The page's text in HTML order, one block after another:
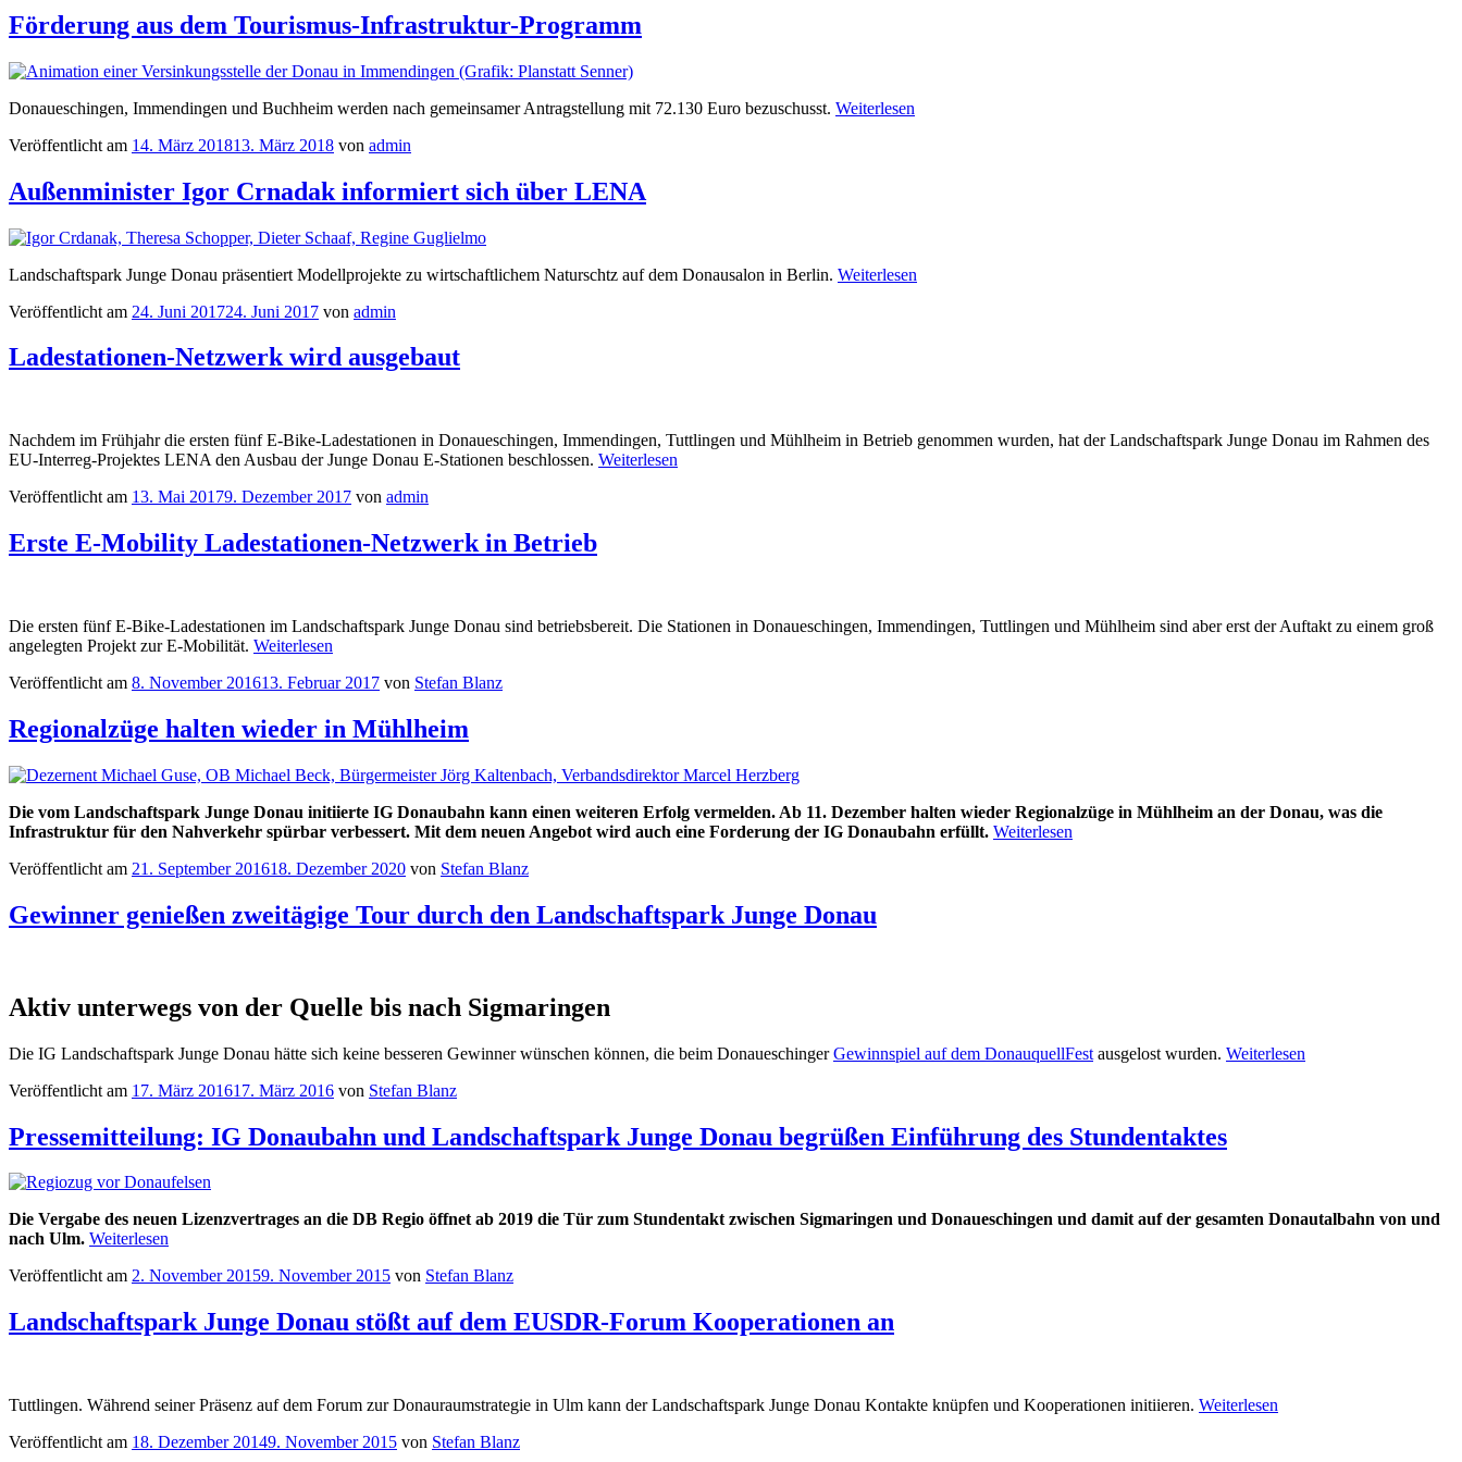
Förderung aus dem Tourismus-Infrastruktur-Programm
Donaueschingen, Immendingen und Buchheim werden nach gemeinsamer Antragstellung mit 72.130 Euro bezuschusst. Weiterlesen
Veröffentlicht am 14. März 201813. März 2018 von admin
Außenminister Igor Crnadak informiert sich über LENA
Landschaftspark Junge Donau präsentiert Modellprojekte zu wirtschaftlichem Naturschtz auf dem Donausalon in Berlin. Weiterlesen
Veröffentlicht am 24. Juni 201724. Juni 2017 von admin
Ladestationen-Netzwerk wird ausgebaut
Nachdem im Frühjahr die ersten fünf E-Bike-Ladestationen in Donaueschingen, Immendingen, Tuttlingen und Mühlheim in Betrieb genommen wurden, hat der Landschaftspark Junge Donau im Rahmen des
EU-Interreg-Projektes LENA den Ausbau der Junge Donau E-Stationen beschlossen. Weiterlesen
Veröffentlicht am 13. Mai 20179. Dezember 2017 von admin
Erste E-Mobility Ladestationen-Netzwerk in Betrieb
Die ersten fünf E-Bike-Ladestationen im Landschaftspark Junge Donau sind betriebsbereit. Die Stationen in Donaueschingen, Immendingen, Tuttlingen und Mühlheim sind aber erst der Auftakt zu einem groß
angelegten Projekt zur E-Mobilität. Weiterlesen
Veröffentlicht am 8. November 201613. Februar 2017 von Stefan Blanz
Regionalzüge halten wieder in Mühlheim
Die vom Landschaftspark Junge Donau initiierte IG Donaubahn kann einen weiteren Erfolg vermelden. Ab 11. Dezember halten wieder Regionalzüge in Mühlheim an der Donau, was die
Infrastruktur für den Nahverkehr spürbar verbessert. Mit dem neuen Angebot wird auch eine Forderung der IG Donaubahn erfüllt. Weiterlesen
Veröffentlicht am 21. September 201618. Dezember 2020 von Stefan Blanz
Gewinner genießen zweitägige Tour durch den Landschaftspark Junge Donau
Aktiv unterwegs von der Quelle bis nach Sigmaringen
Die IG Landschaftspark Junge Donau hätte sich keine besseren Gewinner wünschen können, die beim DonaueschingerGewinnspiel auf dem DonauquellFest ausgelost wurden. Weiterlesen
Veröffentlicht am 17. März 201617. März 2016 von Stefan Blanz
Pressemitteilung: IG Donaubahn und Landschaftspark Junge Donau begrüßen Einführung des Stundentaktes
Die Vergabe des neuen Lizenzvertrages an die DB Regio öffnet ab 2019 die Tür zum Stundentakt zwischen Sigmaringen und Donaueschingen und damit auf der gesamten Donautalbahn von und
nach Ulm. Weiterlesen
Veröffentlicht am 2. November 20159. November 2015 von Stefan Blanz
Landschaftspark Junge Donau stößt auf dem EUSDR-Forum Kooperationen an
Tuttlingen. Während seiner Präsenz auf dem Forum zur Donauraumstrategie in Ulm kann der Landschaftspark Junge Donau Kontakte knüpfen und Kooperationen initiieren. Weiterlesen
Veröffentlicht am 18. Dezember 20149. November 2015 von Stefan Blanz